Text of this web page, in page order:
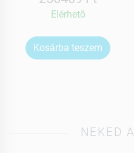
Elérhetõ
Kosárba teszem
NEKED